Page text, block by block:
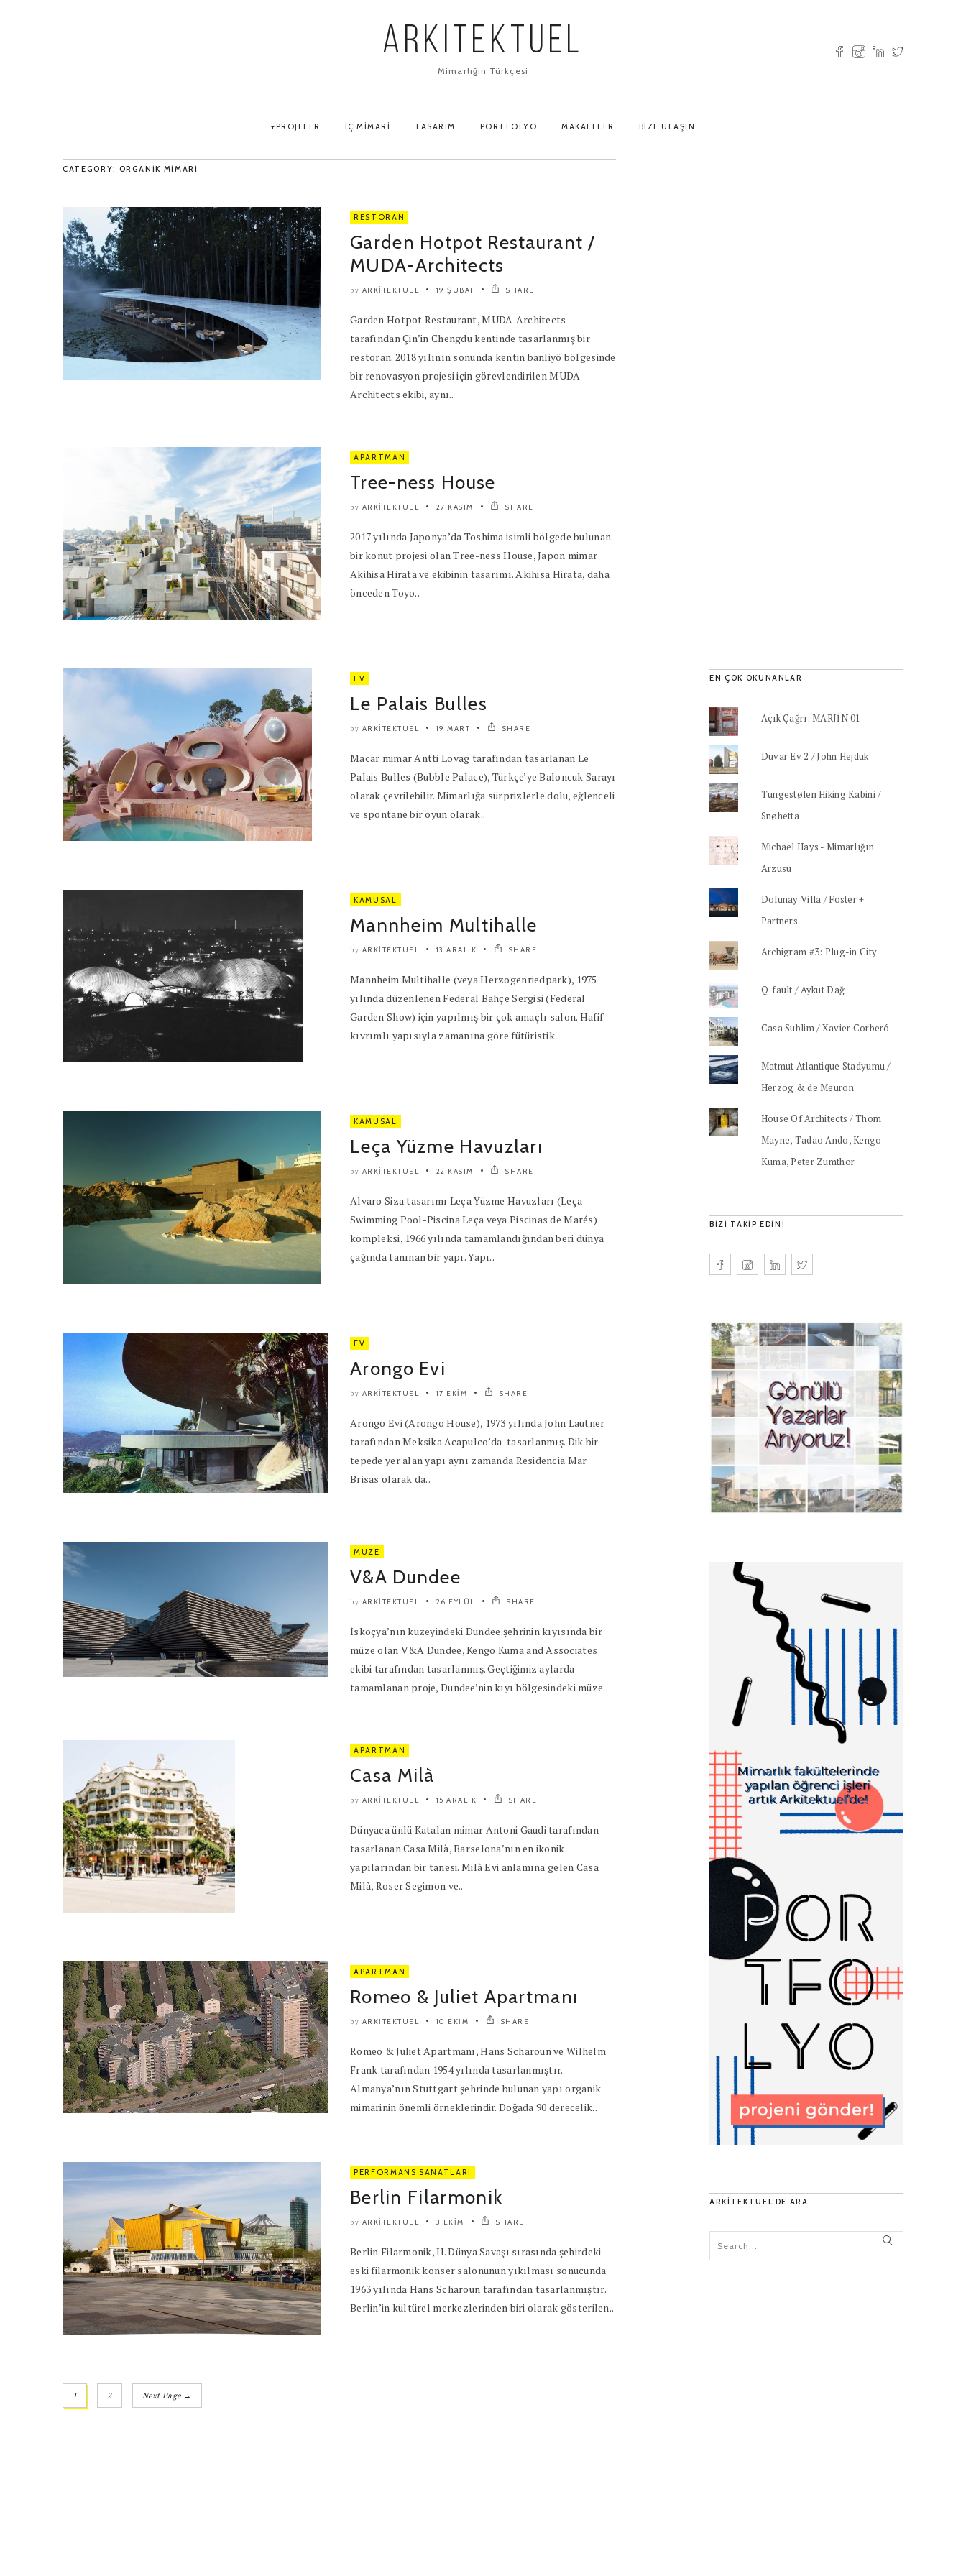
ARKITEKTUEL
Mimarlığın Türkçesi
PROJELER İÇ MIMARI TASARIM PORTFOLYO MAKALELER BIZE ULAŞIN
CATEGORY: ORGANIK MIMARI
RESTORAN
Garden Hotpot Restaurant /
MUDA-Architects
by ARKITEKTUEL 19 ŞUBAT SHARE
Garden Hotpot Restaurant, MUDA-Architects
tarafından Çin’in Chengdu kentinde tasarlanmış bir
restoran. 2018 yılının sonunda kentin banliyö bölgesinde
bir renovasyon projesi için görevlendirilen MUDA-
Architects ekibi, aynı..
APARTMAN
Tree-ness House
by ARKITEKTUEL 27 KASIM SHARE
2017 yılında Japonya’da Toshima isimli bölgede bulunan
bir konut projesi olan Tree-ness House, Japon mimar
Akihisa Hirata ve ekibinin tasarımı. Akihisa Hirata, daha
önceden Toyo..
EV
Le Palais Bulles
by ARKITEKTUEL 19 MART SHARE
Macar mimar Antti Lovag tarafından tasarlanan Le
Palais Bulles (Bubble Palace), Türkçe’ye Baloncuk Sarayı
olarak çevrilebilir. Mimarlığa sürprizlerle dolu, eğlenceli
ve spontane bir oyun olarak..
KAMUSAL
Mannheim Multihalle
by ARKITEKTUEL 13 ARALIK SHARE
Mannheim Multihalle (veya Herzogenriedpark), 1975
yılında düzenlenen Federal Bahçe Sergisi (Federal
Garden Show) için yapılmış bir çok amaçlı salon. Hafif
kıvrımlı yapısıyla zamanına göre fütüristik..
KAMUSAL
Leça Yüzme Havuzları
by ARKITEKTUEL 22 KASIM SHARE
Alvaro Siza tasarımı Leça Yüzme Havuzları (Leça
Swimming Pool-Piscina Leça veya Piscinas de Marés)
kompleksi, 1966 yılında tamamlandığından beri dünya
çağında tanınan bir yapı. Yapı..
EV
Arongo Evi
by ARKITEKTUEL 17 EKIM SHARE
Arongo Evi (Arongo House), 1973 yılında John Lautner
tarafından Meksika Acapulco’da tasarlanmış. Dik bir
tepede yer alan yapı aynı zamanda Residencia Mar
Brisas olarak da..
MÜZE
V&A Dundee
by ARKITEKTUEL 26 EYLÜL SHARE
İskoçya’nın kuzeyindeki Dundee şehrinin kıyısında bir
müze olan V&A Dundee, Kengo Kuma and Associates
ekibi tarafından tasarlanmış. Geçtiğimiz aylarda
tamamlanan proje, Dundee’nin kıyı bölgesindeki müze..
APARTMAN
Casa Milà
by ARKITEKTUEL 15 ARALIK SHARE
Dünyaca ünlü Katalan mimar Antoni Gaudi tarafından
tasarlanan Casa Milà, Barselona’nın en ikonik
yapılarından bir tanesi. Milà Evi anlamına gelen Casa
Milà, Roser Segimon ve..
APARTMAN
Romeo & Juliet Apartmanı
by ARKITEKTUEL 10 EKIM SHARE
Romeo & Juliet Apartmanı, Hans Scharoun ve Wilhelm
Frank tarafından 1954 yılında tasarlanmıştır.
Almanya’nın Stuttgart şehrinde bulunan yapı organik
mimarinin önemli örneklerindir. Doğada 90 derecelik..
PERFORMANS SANATLARI
Berlin Filarmonik
by ARKITEKTUEL 3 EKIM SHARE
Berlin Filarmonik, II. Dünya Savaşı sırasında şehirdeki
eski filarmonik konser salonunun yıkılması sonucunda
1963 yılında Hans Scharoun tarafından tasarlanmıştır.
Berlin’in kültürel merkezlerinden biri olarak gösterilen..
1 2 Next Page →
EN ÇOK OKUNANLAR
Açık Çağrı: MARJİN 01
Duvar Ev 2 / John Hejduk
Tungestølen Hiking Kabini /
Snøhetta
Michael Hays - Mimarlığın
Arzusu
Dolunay Villa / Foster +
Partners
Archigram #3: Plug-in City
Q_fault / Aykut Dağ
Casa Sublim / Xavier Corberó
Matmut Atlantique Stadyumu /
Herzog & de Meuron
House Of Architects / Thom
Mayne, Tadao Ando, Kengo
Kuma, Peter Zumthor
BIZI TAKIP EDIN!
ARKITEKTUEL’DE ARA